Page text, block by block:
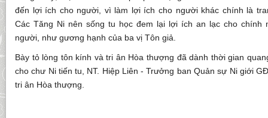
đến lợi ích cho người, vì làm lợi ích cho người khác chính là
Các Tăng Ni nên sống tu học đem lại lợi ích an lạc cho chính
người, như gương hạnh của ba vị Tôn giả.
Bày tỏ lòng tôn kính và tri ân Hòa thượng đã dành thời gian
cho chư Ni tiến tu, NT. Hiệp Liên - Trưởng ban Quản sự Ni giới
tri ân Hòa thượng.